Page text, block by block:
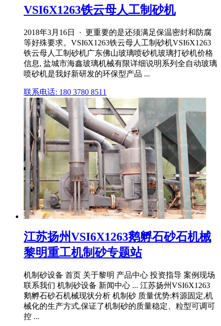
VSI6X1263铁云母人工制砂机
2018年3月16日 · 更重要的是还须满足保温密封和防腐
等好殊要求。VSI6X1263铁云母人工制砂机VSI6X1263
铁云母人工制砂机广东佛山玻璃喷砂机玻璃打砂机价格
信息, 盐城市海鑫玻璃机械有限详细说明系列全自动玻璃
喷砂机是我好新研发的环保型产品 ...
联系电话: 180 3780 8511
江苏扬州VSI6X1263鹅孵石砂石机械
黎明重工机制砂专题站
机制砂设备 首页 关于黎明 产品中心 投资指导 案例现场
联系我们 机制砂设备 新闻中心 ... 江苏扬州VSI6X1263
鹅孵石砂石机械现状分析 机制砂 质量优势:料源固定,机
械化的生产方式,保证了机制砂的质量稳定、粒型可调可
控 ...